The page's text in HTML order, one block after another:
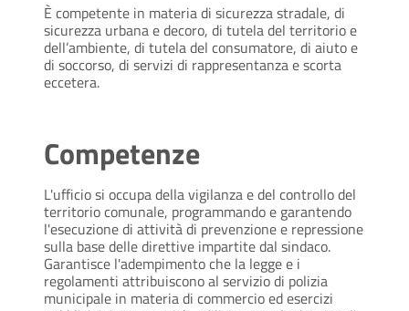
È competente in materia di sicurezza stradale, di
sicurezza urbana e decoro, di tutela del territorio e
dell’ambiente, di tutela del consumatore, di aiuto e
di soccorso, di servizi di rappresentanza e scorta
eccetera.
Competenze
L'ufficio si occupa della vigilanza e del controllo del
territorio comunale, programmando e garantendo
l'esecuzione di attività di prevenzione e repressione
sulla base delle direttive impartite dal sindaco.
Garantisce l'adempimento che la legge e i
regolamenti attribuiscono al servizio di polizia
municipale in materia di commercio ed esercizi